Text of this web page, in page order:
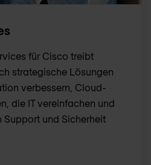
für Cisco treibt
strategische Lösungen
verbessern, Cloud-
die IT vereinfachen und
Support und Sicherheit